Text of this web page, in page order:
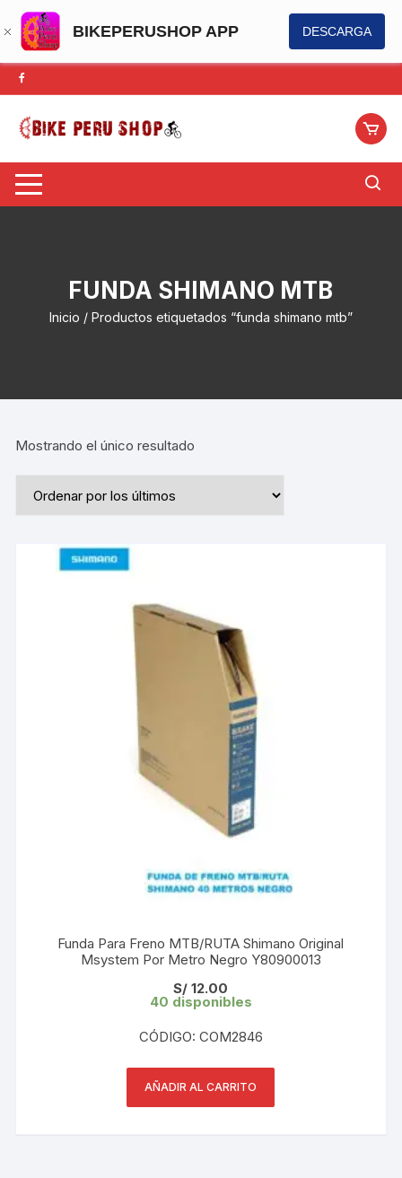
BIKEPERUSHOP APP DESCARGA
Saltar
al
contenido
FUNDA SHIMANO MTB
Inicio / Productos etiquetados “funda shimano mtb”
Mostrando el único resultado
Funda Para Freno MTB/RUTA Shimano Original
Msystem Por Metro Negro Y80900013
S/ 12.00
40 disponibles
CÓDIGO: COM2846
AÑADIR AL CARRITO